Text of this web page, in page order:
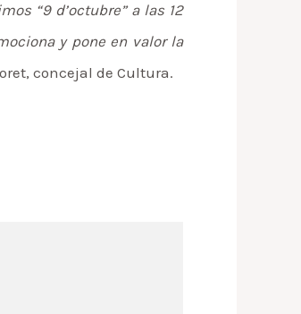
“9 d’octubre” a las 12
y pone en valor la
concejal de Cultura.